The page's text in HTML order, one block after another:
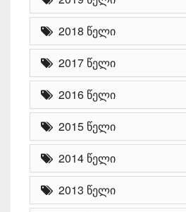
2018 წელი
2017 წელი
2016 წელი
2015 წელი
2014 წელი
2013 წელი